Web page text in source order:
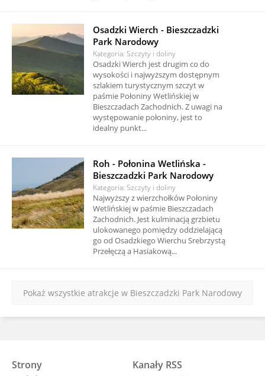
Osadzki Wierch - Bieszczadzki
Park Narodowy
Kategoria: Szczyty i doliny
Osadzki Wierch jest drugim co do
wysokości i najwyższym dostępnym
szlakiem turystycznym szczyt w
paśmie Połoniny Wetlińskiej w
Bieszczadach Zachodnich. Z uwagi na
występowanie połoniny, jest to
idealny punkt...
Roh - Połonina Wetlińska -
Bieszczadzki Park Narodowy
Kategoria: Szczyty i doliny
Najwyższy z wierzchołków Połoniny
Wetlińskiej w paśmie Bieszczadach
Zachodnich. Jest kulminacją grzbietu
ulokowanego pomiędzy oddzielającą
go od Osadzkiego Wierchu Srebrzystą
Przełęczą a Hasiakową...
Pokaż wszystkie atrakcje w Bieszczadzki Park Narodowy
Strony Kanały RSS